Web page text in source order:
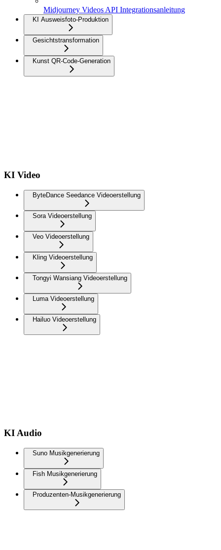
Midjourney Videos API Integrationsanleitung
KI Ausweisfoto-Produktion
Gesichtstransformation
Kunst QR-Code-Generation
KI Video
ByteDance Seedance Videoerstellung
Sora Videoerstellung
Veo Videoerstellung
Kling Videoerstellung
Tongyi Wansiang Videoerstellung
Luma Videoerstellung
Hailuo Videoerstellung
KI Audio
Suno Musikgenerierung
Fish Musikgenerierung
Produzenten-Musikgenerierung